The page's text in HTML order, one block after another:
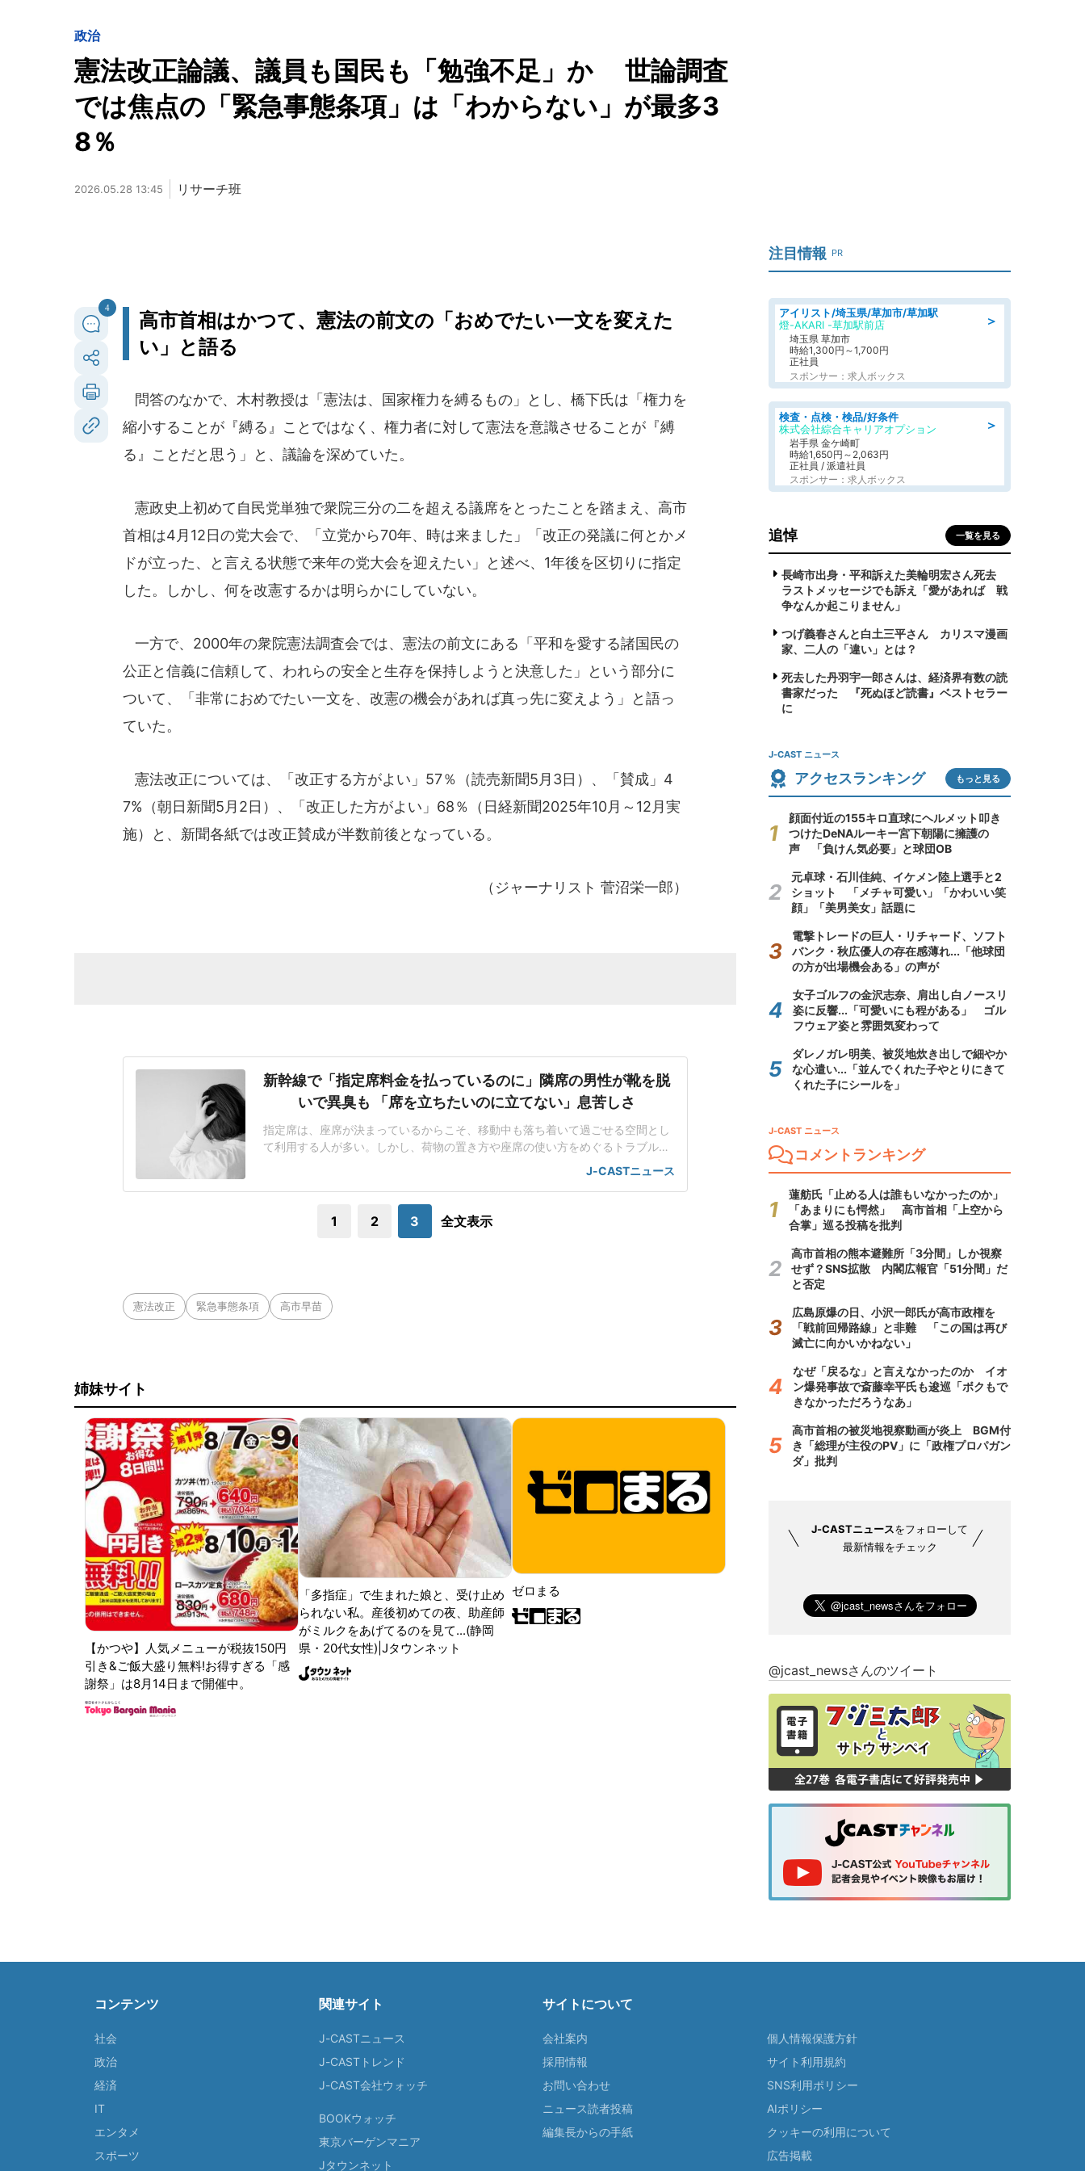
政治
憲法改正論議、議員も国民も「勉強不足」か 世論調査
では焦点の「緊急事態条項」は「わからない」が最多3
8％
2026.05.28 13:45 リサーチ班
4
高市首相はかつて、憲法の前文の「おめでたい一文を変えた
い」と語る
問答のなかで、木村教授は「憲法は、国家権力を縛るもの」とし、橋下氏は「権力を
縮小することが『縛る』ことではなく、権力者に対して憲法を意識させることが『縛
る』ことだと思う」と、議論を深めていた。
憲政史上初めて自民党単独で衆院三分の二を超える議席をとったことを踏まえ、高市
首相は4月12日の党大会で、「立党から70年、時は来ました」「改正の発議に何とかメ
ドが立った、と言える状態で来年の党大会を迎えたい」と述べ、1年後を区切りに指定
した。しかし、何を改憲するかは明らかにしていない。
一方で、2000年の衆院憲法調査会では、憲法の前文にある「平和を愛する諸国民の
公正と信義に信頼して、われらの安全と生存を保持しようと決意した」という部分に
ついて、「非常におめでたい一文を、改憲の機会があれば真っ先に変えよう」と語っ
ていた。
憲法改正については、「改正する方がよい」57％（読売新聞5月3日）、「賛成」4
7%（朝日新聞5月2日）、「改正した方がよい」68％（日経新聞2025年10月～12月実
施）と、新聞各紙では改正賛成が半数前後となっている。
（ジャーナリスト 菅沼栄一郎）
新幹線で「指定席料金を払っているのに」隣席の男性が靴を脱
いで異臭も 「席を立ちたいのに立てない」息苦しさ
指定席は、座席が決まっているからこそ、移動中も落ち着いて過ごせる空間とし
て利用する人が多い。しかし、荷物の置き方や座席の使い方をめぐるトラブルに
悩まされるケースもある。日本民営鉄道協会が実施した「2025年度駅と電車内の
迷惑行為ランキング」(2025年10月1日~11月30日にウェブ上で実施、5202人が回
いたり、身体
J-CASTニュース
1 2 3 全文表示
憲法改正 緊急事態条項 高市早苗
姉妹サイト
【かつや】人気メニューが税抜150円
引き&ご飯大盛り無料!お得すぎる「感
謝祭」は8月14日まで開催中。
「多指症」で生まれた娘と、受け止め
られない私。産後初めての夜、助産師
がミルクをあげてるのを見て...(静岡
県・20代女性)|Jタウンネット
ゼロまる
注目情報 PR
＞
アイリスト/埼玉県/草加市/草加駅
燈-AKARI -草加駅前店
埼玉県 草加市
時給1,300円～1,700円
正社員
スポンサー：求人ボックス
＞
検査・点検・検品/好条件
株式会社綜合キャリアオプション
岩手県 金ケ崎町
時給1,650円～2,063円
正社員 / 派遣社員
スポンサー：求人ボックス
追悼 一覧を見る
長崎市出身・平和訴えた美輪明宏さん死去
ラストメッセージでも訴え「愛があれば 戦
争なんか起こりません」
つげ義春さんと白土三平さん カリスマ漫画
家、二人の「違い」とは？
死去した丹羽宇一郎さんは、経済界有数の読
書家だった 『死ぬほど読書』ベストセラー
に
J-CAST ニュース
アクセスランキング もっと見る
顔面付近の155キロ直球にヘルメット叩き
つけたDeNAルーキー宮下朝陽に擁護の
声 「負けん気必要」と球団OB
元卓球・石川佳純、イケメン陸上選手と2
ショット 「メチャ可愛い」「かわいい笑
顔」「美男美女」話題に
電撃トレードの巨人・リチャード、ソフト
バンク・秋広優人の存在感薄れ...「他球団
の方が出場機会ある」の声が
女子ゴルフの金沢志奈、肩出し白ノースリ
姿に反響...「可愛いにも程がある」 ゴル
フウェア姿と雰囲気変わって
ダレノガレ明美、被災地炊き出しで細やか
な心遣い...「並んでくれた子やとりにきて
くれた子にシールを」
J-CAST ニュース
コメントランキング
蓮舫氏「止める人は誰もいなかったのか」
「あまりにも愕然」 高市首相「上空から
合掌」巡る投稿を批判
高市首相の熊本避難所「3分間」しか視察
せず？SNS拡散 内閣広報官「51分間」だ
と否定
広島原爆の日、小沢一郎氏が高市政権を
「戦前回帰路線」と非難 「この国は再び
滅亡に向かいかねない」
なぜ「戻るな」と言えなかったのか イオ
ン爆発事故で斎藤幸平氏も逡巡「ボクもで
きなかっただろうなあ」
高市首相の被災地視察動画が炎上 BGM付
き「総理が主役のPV」に「政権プロパガン
ダ」批判
J-CASTニュースをフォローして
最新情報をチェック
@jcast_newsさんのツイート
コンテンツ
社会
政治
経済
IT
エンタメ
スポーツ
関連サイト
J-CASTニュース
J-CASTトレンド
J-CAST会社ウォッチ
BOOKウォッチ
東京バーゲンマニア
Jタウンネット
サイトについて
会社案内
採用情報
お問い合わせ
ニュース読者投稿
編集長からの手紙
個人情報保護方針
サイト利用規約
SNS利用ポリシー
AIポリシー
クッキーの利用について
広告掲載